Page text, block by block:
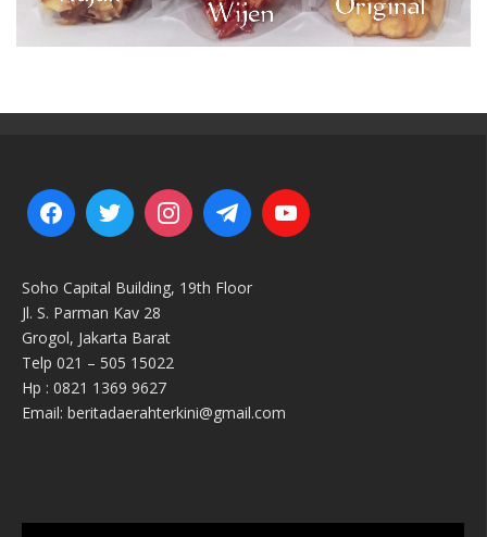
Soho Capital Building, 19th Floor
Jl. S. Parman Kav 28
Grogol, Jakarta Barat
Telp 021 – 505 15022
Hp : 0821 1369 9627
Email: beritadaerahterkini@gmail.com